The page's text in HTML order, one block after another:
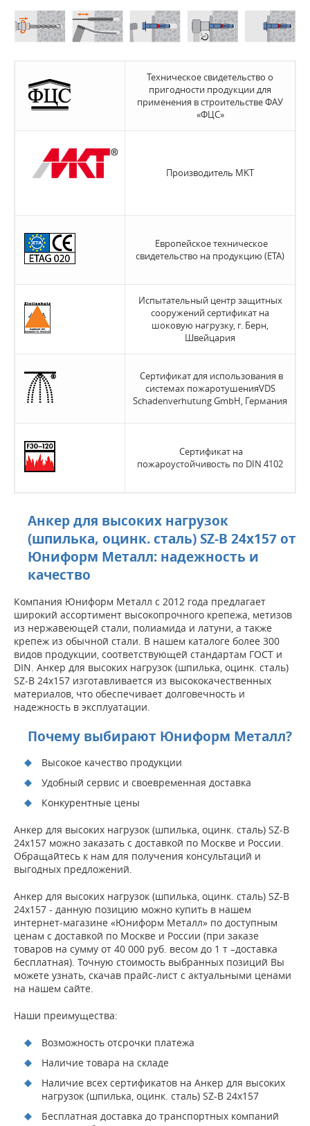
Техническое свидетельство о
пригодности продукции для
применения в строительстве ФАУ
«ФЦС»
Производитель MKT
Европейское техническое
свидетельство на продукцию (ETA)
Испытательный центр защитных
сооружений сертификат на
шоковую нагрузку, г. Берн,
Швейцария
Сертификат для использования в
системах пожаротушенияVDS
Schadenverhutung GmbH, Германия
Сертификат на
пожароустойчивость по DIN 4102
Анкер для высоких нагрузок
(шпилька, оцинк. сталь) SZ-B 24х157 от
Юниформ Металл: надежность и
качество
Компания Юниформ Металл с 2012 года предлагает
широкий ассортимент высокопрочного крепежа, метизов
из нержавеющей стали, полиамида и латуни, а также
крепеж из обычной стали. В нашем каталоге более 300
видов продукции, соответствующей стандартам ГОСТ и
DIN. Анкер для высоких нагрузок (шпилька, оцинк. сталь)
SZ-B 24х157 изготавливается из высококачественных
материалов, что обеспечивает долговечность и
надежность в эксплуатации.
Почему выбирают Юниформ Металл?
Высокое качество продукции
Удобный сервис и своевременная доставка
Конкурентные цены
Анкер для высоких нагрузок (шпилька, оцинк. сталь) SZ-B
24х157 можно заказать с доставкой по Москве и России.
Обращайтесь к нам для получения консультаций и
выгодных предложений.
Анкер для высоких нагрузок (шпилька, оцинк. сталь) SZ-B
24х157 - данную позицию можно купить в нашем
интернет-магазине «Юниформ Металл» по доступным
ценам с доставкой по Москве и России (при заказе
товаров на сумму от 40 000 руб. весом до 1 т –доставка
бесплатная). Точную стоимость выбранных позиций Вы
можете узнать, скачав прайс-лист с актуальными ценами
на нашем сайте.
Наши преимущества:
Возможность отсрочки платежа
Наличие товара на складе
Наличие всех сертификатов на Анкер для высоких
нагрузок (шпилька, оцинк. сталь) SZ-B 24х157
Бесплатная доставка до транспортных компаний